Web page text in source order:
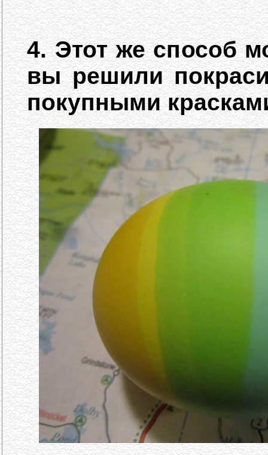
4. Этот же способ
вы решили
покупными